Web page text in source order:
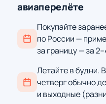
авиаперелёте
Покупайте
по России —
за границу — за
Летайте в будни.
четверг обычно
и выходные